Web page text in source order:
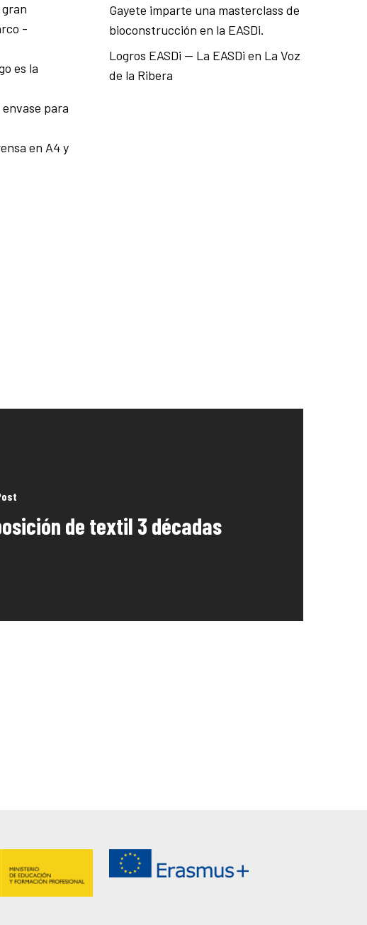
-
es la
para
en A4 y
Gayete imparte una masterclass de
bioconstrucción en la EASDi.
Logros EASDi — La EASDi en La Voz
de la Ribera
de textil 3 décadas